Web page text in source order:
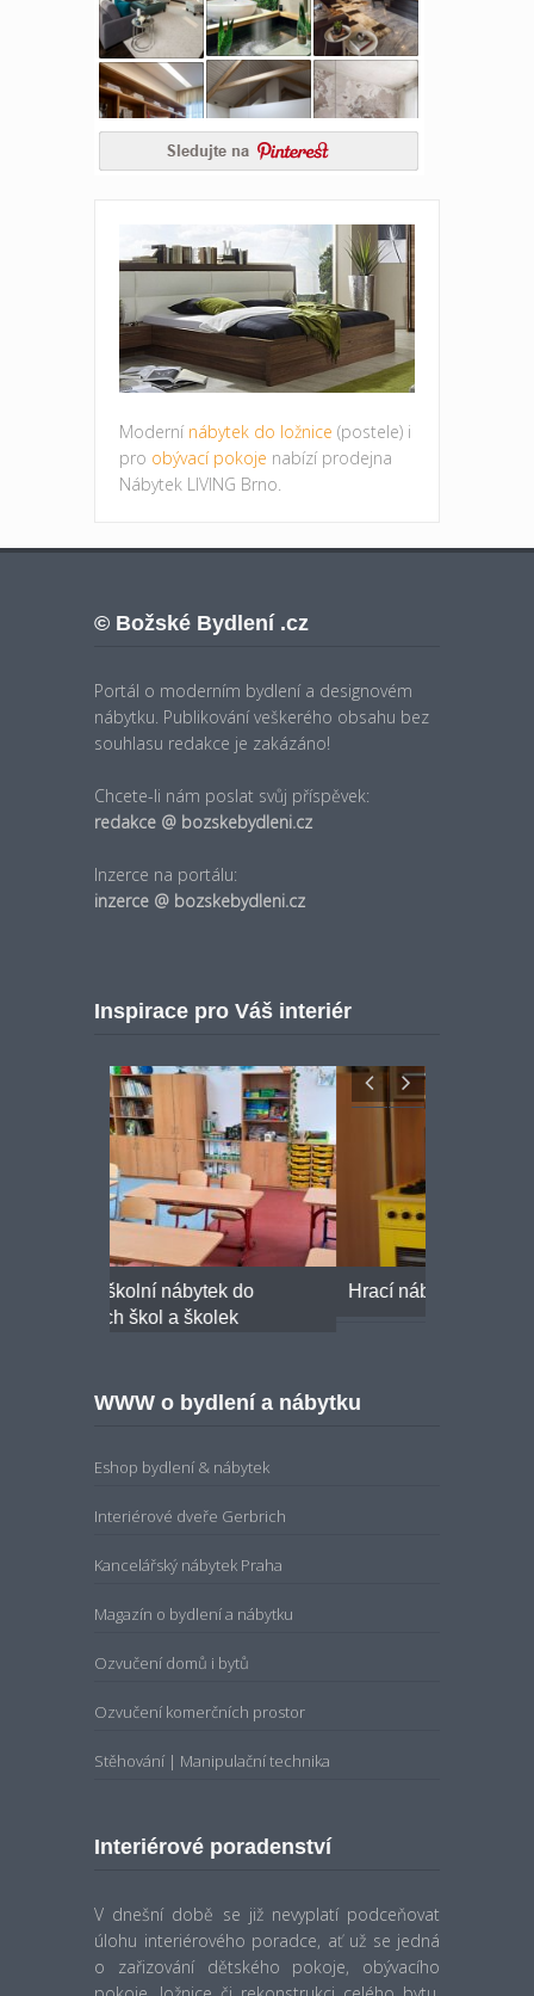
Moderní nábytek do ložnice (postele) i
pro obývací pokoje nabízí prodejna
Nábytek LIVING Brno.
© Božské Bydlení .cz
Portál o moderním bydlení a designovém
nábytku. Publikování veškerého obsahu bez
souhlasu redakce je zakázáno!
Chcete-li nám poslat svůj příspěvek:
redakce @ bozskebydleni.cz
Inzerce na portálu:
inzerce @ bozskebydleni.cz
Inspirace pro Váš interiér
Hrací nábytek do mateřských škol
úlohu interiérového poradce, ať už se jedná
o zařizování dětského pokoje, obývacího
pokoje, ložnice či rekonstrukci celého bytu.